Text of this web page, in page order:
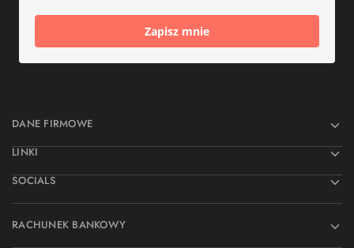
Zapisz mnie
DANE FIRMOWE
LINKI
SOCIALS
RACHUNEK BANKOWY